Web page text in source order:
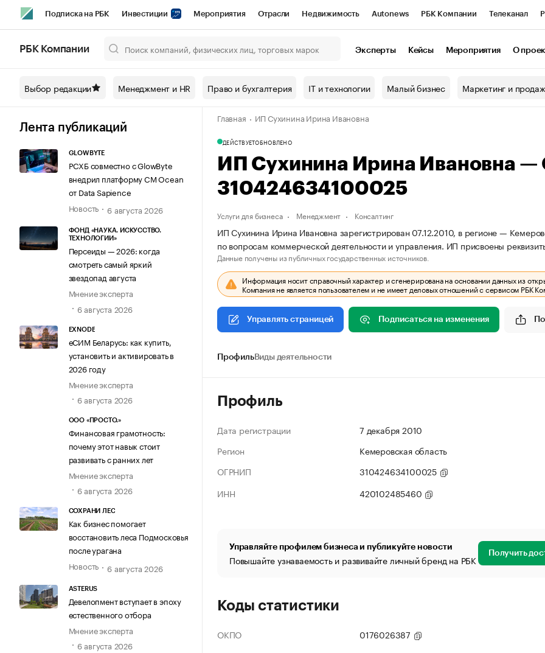
Подписка на РБК Инвестиции Мероприятия Отрасли Недвижимость Autonews РБК Компании Телеканал
Спецпроекты СПб Конференции СПб Спецпроекты Проверка контрагентов
Технологии и медиа Рынок наличной валюты
РБК Компании Эксперты Кейсы Мероприятия О
Выбор редакции Менеджмент и HR Право и бухгалтерия IT и технологии Малый бизнес Маркетинг и
Лента публикаций
GLOWBYTE
РСХБ совместно с GlowByte
внедрил платформу CM Ocean
от Data Sapience
Новость
6 августа 2026
ФОНД «НАУКА. ИСКУССТВО.
ТЕХНОЛОГИИ»
Персеиды — 2026: когда
смотреть самый яркий
звездопад августа
Мнение эксперта
6 августа 2026
EXNODE
еСИМ Беларусь: как купить,
установить и активировать в
2026 году
Мнение эксперта
6 августа 2026
ООО «ПРОСТО.»
Финансовая грамотность:
почему этот навык стоит
развивать с ранних лет
Мнение эксперта
6 августа 2026
СОХРАНИ ЛЕС
Как бизнес помогает
восстановить леса Подмосковья
после урагана
Новость
6 августа 2026
ASTERUS
Девелопмент вступает в эпоху
естественного отбора
Мнение эксперта
6 августа 2026
Главная ИП Сухинина Ирина Ивановна
ДЕЙСТВУЕТОБНОВЛЕНО
ИП Сухинина Ирина Ивановна
310424634100025
Услуги для бизнеса Менеджмент Консалтинг
ИП Сухинина Ирина Ивановна зарегистрирован 07.12.2010, в регионе —
по вопросам коммерческой деятельности и управления. ИП присвоены
Данные получены из публичных государственных источников.
Информация носит справочный характер и сгенерирована на основании данных из
Компания не является пользователем и не имеет деловых отношений с сервисом РБК
Управлять страницей Подписаться на изменения
ПрофильВиды деятельности
Профиль
Дата регистрации
7 декабря 2010
Регион
Кемеровская область
ОГРНИП
310424634100025
ИНН
420102485460
Управляйте профилем бизнеса и публикуйте новости
Повышайте узнаваемость и развивайте личный бренд на РБК Получить
Коды статистики
ОКПО
0176026387